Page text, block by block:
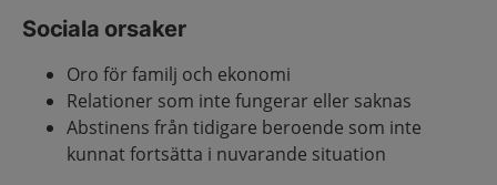
Sociala orsaker
Oro för familj och ekonomi
Relationer som inte fungerar eller saknas
Abstinens från tidigare beroende som inte
kunnat fortsätta i nuvarande situation